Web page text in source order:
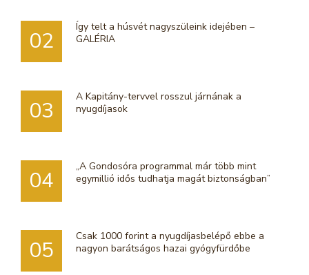
02
Így telt a húsvét nagyszüleink idejében –
GALÉRIA
03
A Kapitány-tervvel rosszul járnának a
nyugdíjasok
04
„A Gondosóra programmal már több mint
egymillió idős tudhatja magát biztonságban”
05
Csak 1000 forint a nyugdíjasbelépő ebbe a
nagyon barátságos hazai gyógyfürdőbe